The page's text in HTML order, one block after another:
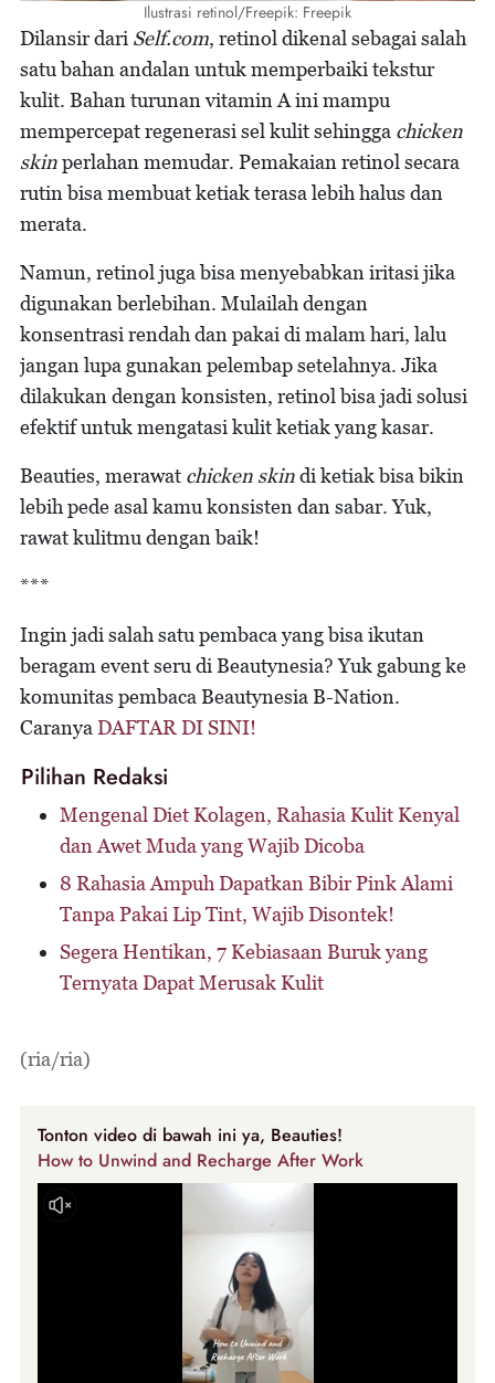
Ilustrasi retinol/Freepik: Freepik
Dilansir dari Self.com, retinol dikenal sebagai salah
satu bahan andalan untuk memperbaiki tekstur
kulit. Bahan turunan vitamin A ini mampu
mempercepat regenerasi sel kulit sehingga chicken
skinperlahan memudar. Pemakaian retinol secara
rutin bisa membuat ketiak terasa lebih halus dan
merata.
Namun, retinol juga bisa menyebabkan iritasi jika
digunakan berlebihan. Mulailah dengan
konsentrasi rendah dan pakai di malam hari, lalu
jangan lupa gunakan pelembap setelahnya. Jika
dilakukan dengan konsisten, retinol bisa jadi solusi
efektif untuk mengatasi kulit ketiak yang kasar.
Beauties, merawat chicken skindi ketiak bisa bikin
lebih pede asal kamu konsisten dan sabar. Yuk,
rawat kulitmu dengan baik!
***
Ingin jadi salah satu pembaca yang bisa ikutan
beragam event seru di Beautynesia? Yuk gabung ke
komunitas pembaca Beautynesia B-Nation.
CaranyaDAFTAR DI SINI!
Pilihan Redaksi
Mengenal Diet Kolagen, Rahasia Kulit Kenyal
dan Awet Muda yang Wajib Dicoba
8 Rahasia Ampuh Dapatkan Bibir Pink Alami
Tanpa Pakai Lip Tint, Wajib Disontek!
Segera Hentikan, 7 Kebiasaan Buruk yang
Ternyata Dapat Merusak Kulit
(ria/ria)
Tonton video di bawah ini ya, Beauties!
How to Unwind and Recharge After Work